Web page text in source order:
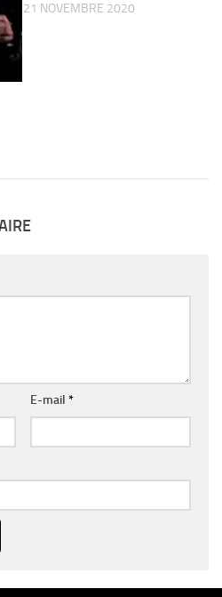
21 NOVEMBRE 2020
E-mail *